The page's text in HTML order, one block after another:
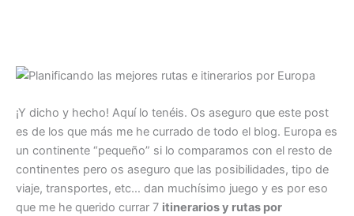
¡Y dicho y hecho! Aquí lo tenéis. Os aseguro que este post
es de los que más me he currado de todo el blog. Europa es
un continente “pequeño” si lo comparamos con el resto de
continentes pero os aseguro que las posibilidades, tipo de
viaje, transportes, etc… dan muchísimo juego y es por eso
que me he querido currar 7 itinerarios y rutas por